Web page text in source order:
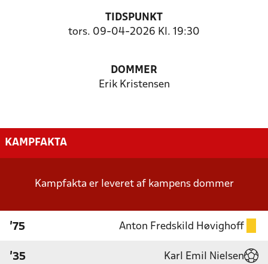
TIDSPUNKT
tors. 09-04-2026 Kl. 19:30
DOMMER
Erik Kristensen
KAMPFAKTA
Kampfakta er leveret af kampens dommer
'75 Anton Fredskild Høvighoff
'35 Karl Emil Nielsen